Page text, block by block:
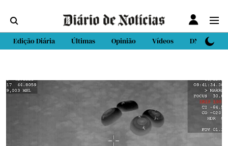
Edição Diária Últimas Opinião Vídeos DN Sport